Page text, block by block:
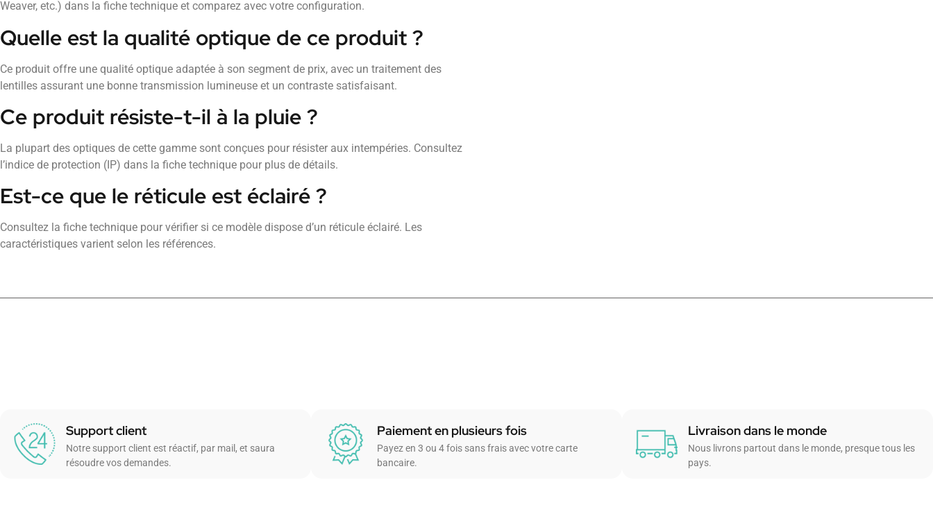
Weaver, etc.) dans la fiche technique et comparez avec votre configuration.
Quelle est la qualité optique de ce produit ?
Ce produit offre une qualité optique adaptée à son segment de prix, avec un traitement des
lentilles assurant une bonne transmission lumineuse et un contraste satisfaisant.
Ce produit résiste-t-il à la pluie ?
La plupart des optiques de cette gamme sont conçues pour résister aux intempéries. Consultez
l’indice de protection (IP) dans la fiche technique pour plus de détails.
Est-ce que le réticule est éclairé ?
Consultez la fiche technique pour vérifier si ce modèle dispose d’un réticule éclairé. Les
caractéristiques varient selon les références.
Support client
Notre support client est réactif, par mail, et saura
résoudre vos demandes.
Paiement en plusieurs fois
Payez en 3 ou 4 fois sans frais avec votre carte
bancaire.
Livraison dans le monde
Nous livrons partout dans le monde, presque tous les
pays.